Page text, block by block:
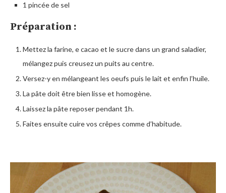
1 pincée de sel
Préparation :
Mettez la farine, e cacao et le sucre dans un grand saladier,
mélangez puis creusez un puits au centre.
Versez-y en mélangeant les oeufs puis le lait et enfin l’huile.
La pâte doit être bien lisse et homogène.
Laissez la pâte reposer pendant 1h.
Faites ensuite cuire vos crêpes comme d’habitude.